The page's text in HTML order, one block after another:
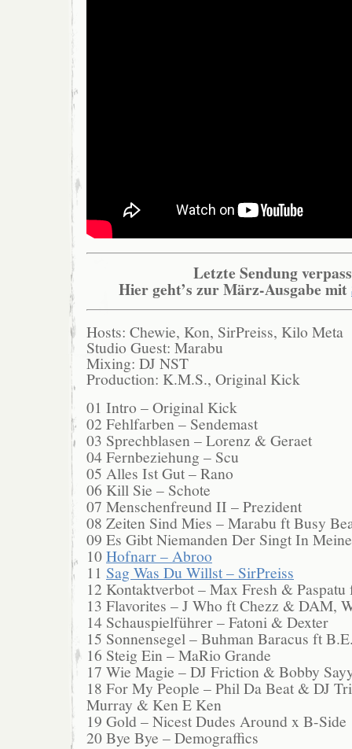
Letzte Sendung
Hier geht’s zur März-Ausgabe mit
Hosts: Chewie, Kon, SirPreiss, Kilo Meta
Studio Guest: Marabu
Mixing: DJ NST
Production: K.M.S., Original Kick
01 Intro – Original Kick
02 Fehlfarben – Sendemast
03 Sprechblasen – Lorenz & Geraet
04 Fernbeziehung – Scu
05 Alles Ist Gut – Rano
06 Kill Sie – Schote
07 Menschenfreund II – Prezident
08 Zeiten Sind Mies – Marabu ft Busy
09 Es Gibt Niemanden Der Singt In
10Hofnarr – Abroo
11 Sag Was Du Willst – SirPreiss
12 Kontaktverbot – Max Fresh &
13 Flavorites – J Who ft Chezz & DAM,
14 Schauspielführer – Fatoni & Dexter
15 Sonnensegel – Buhman Baracus ft
16 Steig Ein – MaRio Grande
17 Wie Magie – DJ Friction & Bobby
18 For My People – Phil Da Beat & DJ
Murray & Ken E Ken
19 Gold – Nicest Dudes Around x B-Side
20 Bye Bye – Demograffics